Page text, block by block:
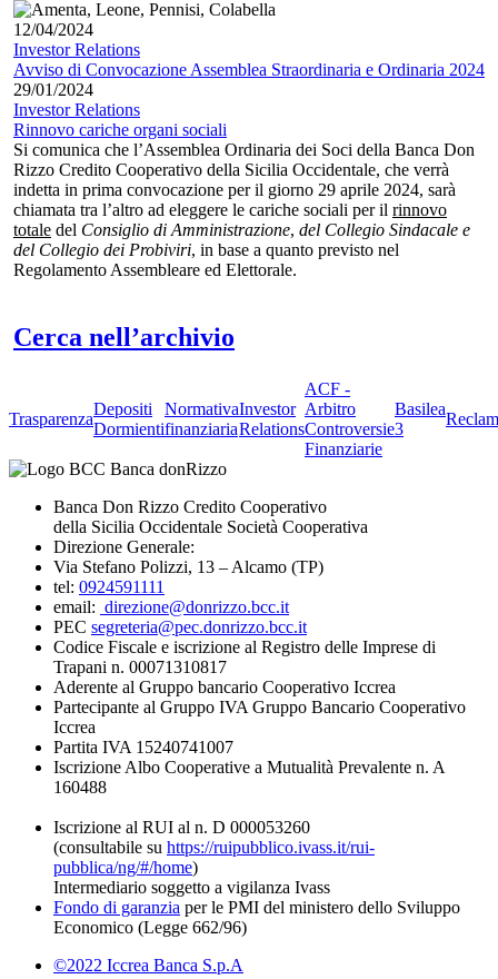
12/04/2024
Investor Relations
Avviso di Convocazione Assemblea Straordinaria e Ordinaria 2024
29/01/2024
Investor Relations
Rinnovo cariche organi sociali
Si comunica che l’Assemblea Ordinaria dei Soci della Banca Don
Rizzo Credito Cooperativo della Sicilia Occidentale, che verrà
indetta in prima convocazione per il giorno 29 aprile 2024, sarà
chiamata tra l’altro ad eleggere le cariche sociali per il rinnovo
totale del Consiglio di Amministrazione, del Collegio Sindacale e
del Collegio dei Probiviri, in base a quanto previsto nel
Regolamento Assembleare ed Elettorale.
Cerca nell’archivio
Trasparenza
Depositi
Dormienti
Normativa
finanziaria
Investor
Relations
ACF -
Arbitro
Controversie
Finanziarie
Basilea
3
Banca Don Rizzo Credito Cooperativo
della Sicilia Occidentale Società Cooperativa
Direzione Generale:
Via Stefano Polizzi, 13 – Alcamo (TP)
tel: 0924591111
email: direzione@donrizzo.bcc.it
PEC segreteria@pec.donrizzo.bcc.it
Codice Fiscale e iscrizione al Registro delle Imprese di
Trapani n. 00071310817
Aderente al Gruppo bancario Cooperativo Iccrea
Partecipante al Gruppo IVA Gruppo Bancario Cooperativo
Iccrea
Partita IVA 15240741007
Iscrizione Albo Cooperative a Mutualità Prevalente n. A
160488
Iscrizione al RUI al n. D 000053260
(consultabile su https://ruipubblico.ivass.it/rui-
pubblica/ng/#/home)
Intermediario soggetto a vigilanza Ivass
Fondo di garanzia per le PMI del ministero dello Sviluppo
Economico (Legge 662/96)
©2022 Iccrea Banca S.p.A